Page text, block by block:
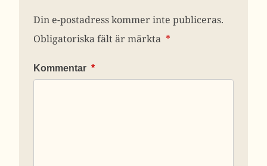
Din e-postadress kommer inte publiceras.
Obligatoriska fält är märkta *
Kommentar *